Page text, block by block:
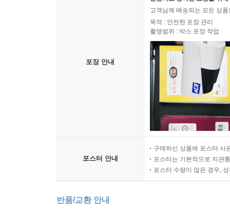
포장 안내
고객님께 배송되는 모든 상
목적 : 안전한 포장 관리
촬영범위 : 박스 포장 작업
포스터 안내
구매하신 상품에 포스터 사
포스터는 기본적으로 지관
포스터 수량이 많은 경우,
반품/교환 안내